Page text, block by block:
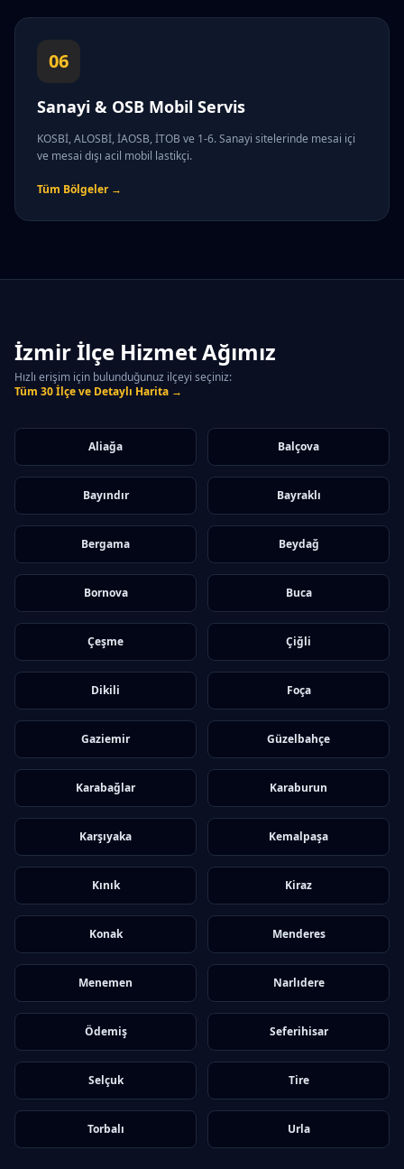
06
Sanayi & OSB Mobil Servis
KOSBİ, ALOSBİ, İAOSB, İTOB ve 1-6. Sanayi sitelerinde mesai içi
ve mesai dışı acil mobil lastikçi.
Tüm Bölgeler →
İzmir İlçe Hizmet Ağımız
Hızlı erişim için bulunduğunuz ilçeyi seçiniz:
Tüm 30 İlçe ve Detaylı Harita →
Aliağa Balçova
Bayındır Bayraklı
Bergama Beydağ
Bornova Buca
Çeşme Çiğli
Dikili Foça
Gaziemir Güzelbahçe
Karabağlar Karaburun
Karşıyaka Kemalpaşa
Kınık Kiraz
Konak Menderes
Menemen Narlıdere
Ödemiş Seferihisar
Selçuk Tire
Torbalı Urla